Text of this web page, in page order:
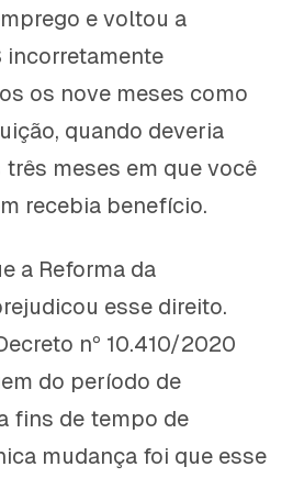
e voltou a
incorretamente
os nove meses como
quando deveria
meses em que você
recebia benefício.
a Reforma da
esse direito.
nº 10.410/2020
do período de
fins de tempo de
mudança foi que esse